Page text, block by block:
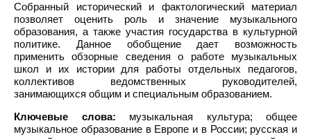
Собранный исторический и фактологический материал
позволяет оценить роль и значение музыкального
образования, а также участия государства в культурной
политике. Данное обобщение дает возможность
применить обзорные сведения о работе музыкальных
школ и их истории для работы отдельных педагогов,
коллективов ведомственных руководителей,
занимающихся общим и специальным образованием.
Ключевые слова: музыкальная культура; общее
музыкальное образование в Европе и в России; русская и